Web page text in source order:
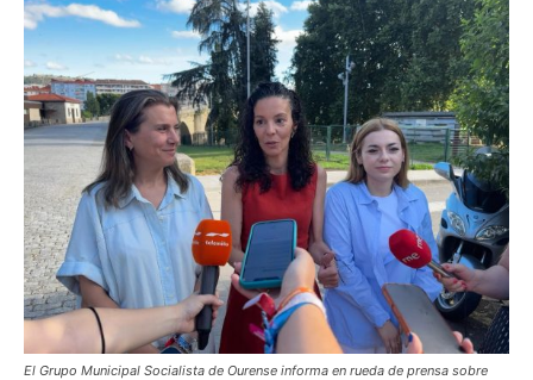
El Grupo Municipal Socialista de Ourense informa en rueda de prensa sobre